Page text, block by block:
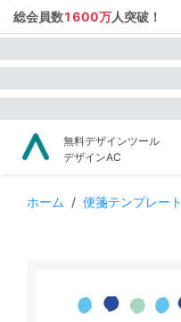
総会員数1600万人突破！
無料デザインツール
デザインAC
ホーム / 便箋テンプレート